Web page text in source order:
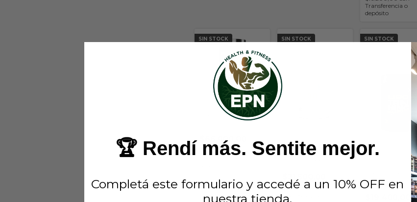
Transferencia o
depósito
SIN STOCK
Lipo-6 Black USA x 60
$66.000,00
$59.400,00con
SIN STOCK
CLA1000 x 90 Caps.
$28.350,00con
Transferencia o
SIN STOCK
Lipo Training x 60
Comp (Nucleo Fit)
🏆 Rendí más. Sentite mejor.
Completá este formulario y accedé a un 10% OFF en
nuestra tienda.